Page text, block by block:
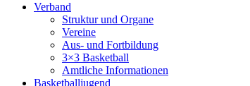
Verband
Struktur und Organe
Vereine
Aus- und Fortbildung
3×3 Basketball
Amtliche Informationen
Basketballjugend